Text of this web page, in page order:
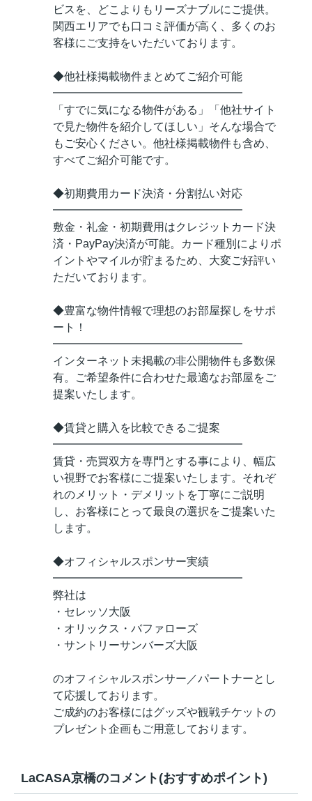
ビスを、どこよりもリーズナブルにご提供。
関西エリアでも口コミ評価が高く、多くのお
客様にご支持をいただいております。
◆他社様掲載物件まとめてご紹介可能
━━━━━━━━━━━━━━━━━
「すでに気になる物件がある」「他社サイト
で見た物件を紹介してほしい」そんな場合で
もご安心ください。他社様掲載物件も含め、
すべてご紹介可能です。
◆初期費用カード決済・分割払い対応
━━━━━━━━━━━━━━━━━
敷金・礼金・初期費用はクレジットカード決
済・PayPay決済が可能。カード種別によりポ
イントやマイルが貯まるため、大変ご好評い
ただいております。
◆豊富な物件情報で理想のお部屋探しをサポ
ート！
━━━━━━━━━━━━━━━━━
インターネット未掲載の非公開物件も多数保
有。ご希望条件に合わせた最適なお部屋をご
提案いたします。
◆賃貸と購入を比較できるご提案
━━━━━━━━━━━━━━━━━
賃貸・売買双方を専門とする事により、幅広
い視野でお客様にご提案いたします。それぞ
れのメリット・デメリットを丁寧にご説明
し、お客様にとって最良の選択をご提案いた
します。
◆オフィシャルスポンサー実績
━━━━━━━━━━━━━━━━━
弊社は
・セレッソ大阪
・オリックス・バファローズ
・サントリーサンバーズ大阪
のオフィシャルスポンサー／パートナーとし
て応援しております。
ご成約のお客様にはグッズや観戦チケットの
プレゼント企画もご用意しております。
LaCASA京橋のコメント(おすすめポイント)